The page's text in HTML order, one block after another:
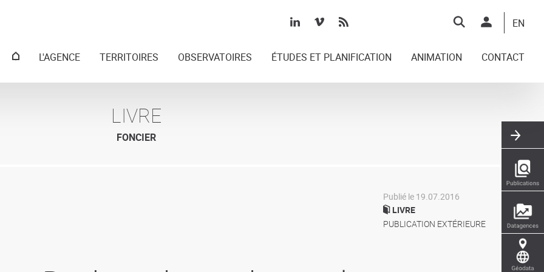
Top
EN
MenuL'AGENCE TERRITOIRES OBSERVATOIRES ÉTUDES ET PLANIFICATION ANIMATION CONTACT
LIVRE
FONCIER
Publié le 19.07.2016
LIVRE
PUBLICATION EXTÉRIEURE